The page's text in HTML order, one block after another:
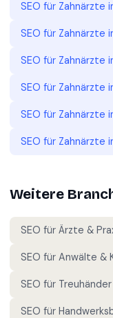
SEO für Zahnärzte
SEO für Zahnärzte
SEO für Zahnärzte
SEO für Zahnärzte
SEO für Zahnärzte
SEO für Zahnärzte
Weitere
SEO für Ärzte &
SEO für Anwälte &
SEO für Treuhänder
SEO für